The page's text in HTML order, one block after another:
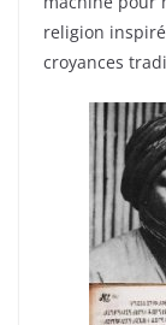
religion
croyances